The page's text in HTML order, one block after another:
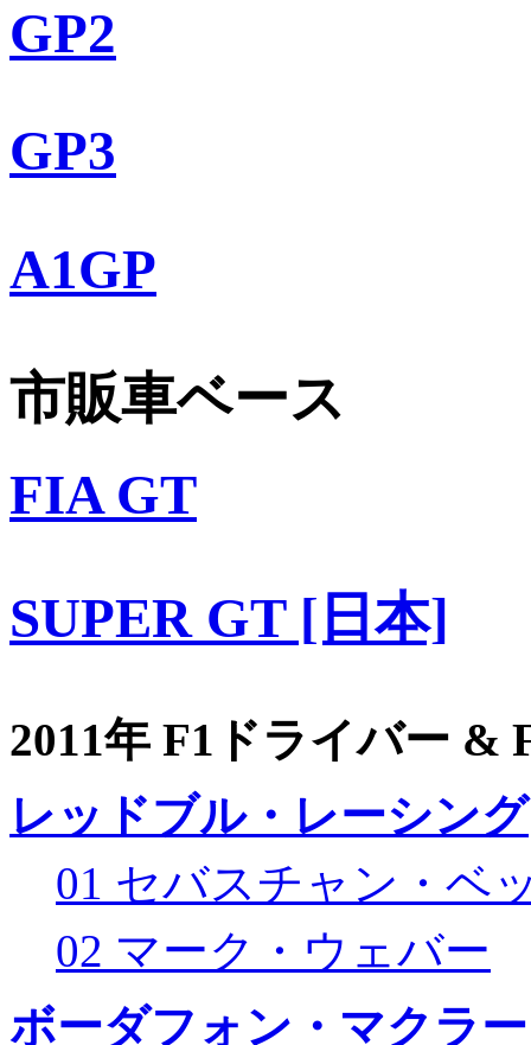
GP2
GP3
A1GP
市販車ベース
FIA GT
SUPER GT [日本]
2011年 F1ドライバー &
レッドブル・レーシング
01 セバスチャン・ベ
02 マーク・ウェバー
ボーダフォン・マクラ